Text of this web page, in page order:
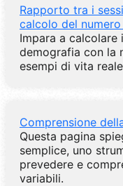
Rapporto tra i
calcolo del
Impara a
demografia con la
esempi di vita
Comprensione
Questa pagina
semplice, uno
prevedere e
variabili.